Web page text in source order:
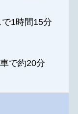
1時間15分
で約20分